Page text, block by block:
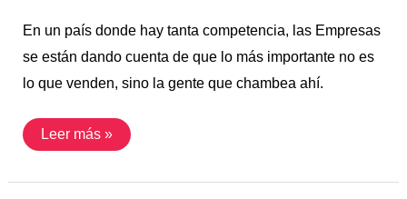
En un país donde hay tanta competencia, las Empresas
se están dando cuenta de que lo más importante no es
lo que venden, sino la gente que chambea ahí.
Leer más »